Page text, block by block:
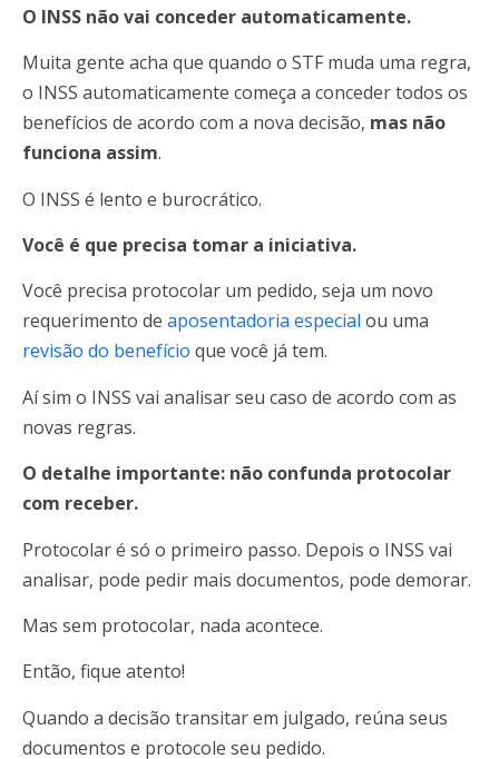
O INSS não vai conceder automaticamente.
Muita gente acha que quando o STF muda uma regra,
o INSS automaticamente começa a conceder todos os
benefícios de acordo com a nova decisão, mas não
funciona assim.
O INSS é lento e burocrático.
Você é que precisa tomar a iniciativa.
Você precisa protocolar um pedido, seja um novo
requerimento de aposentadoria especial ou uma
revisão do benefício que você já tem.
Aí sim o INSS vai analisar seu caso de acordo com as
novas regras.
O detalhe importante: não confunda protocolar
com receber.
Protocolar é só o primeiro passo. Depois o INSS vai
analisar, pode pedir mais documentos, pode demorar.
Mas sem protocolar, nada acontece.
Então, fique atento!
Quando a decisão transitar em julgado, reúna seus
documentos e protocole seu pedido.